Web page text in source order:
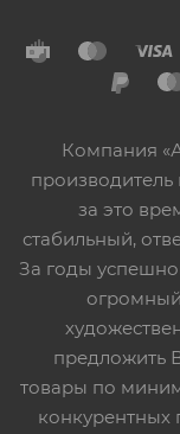
Компания
за это
стабильный,
За годы
предложить
товары по